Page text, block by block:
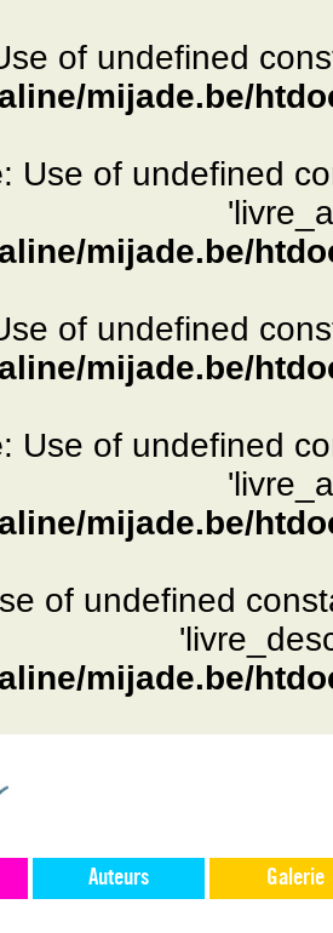
of undefined
mijade.be/
: Use of undefined
mijade.be/
of undefined
mijade.be/
: Use of undefined
mijade.be/
of undefined
mijade.be/
Auteurs Galerie